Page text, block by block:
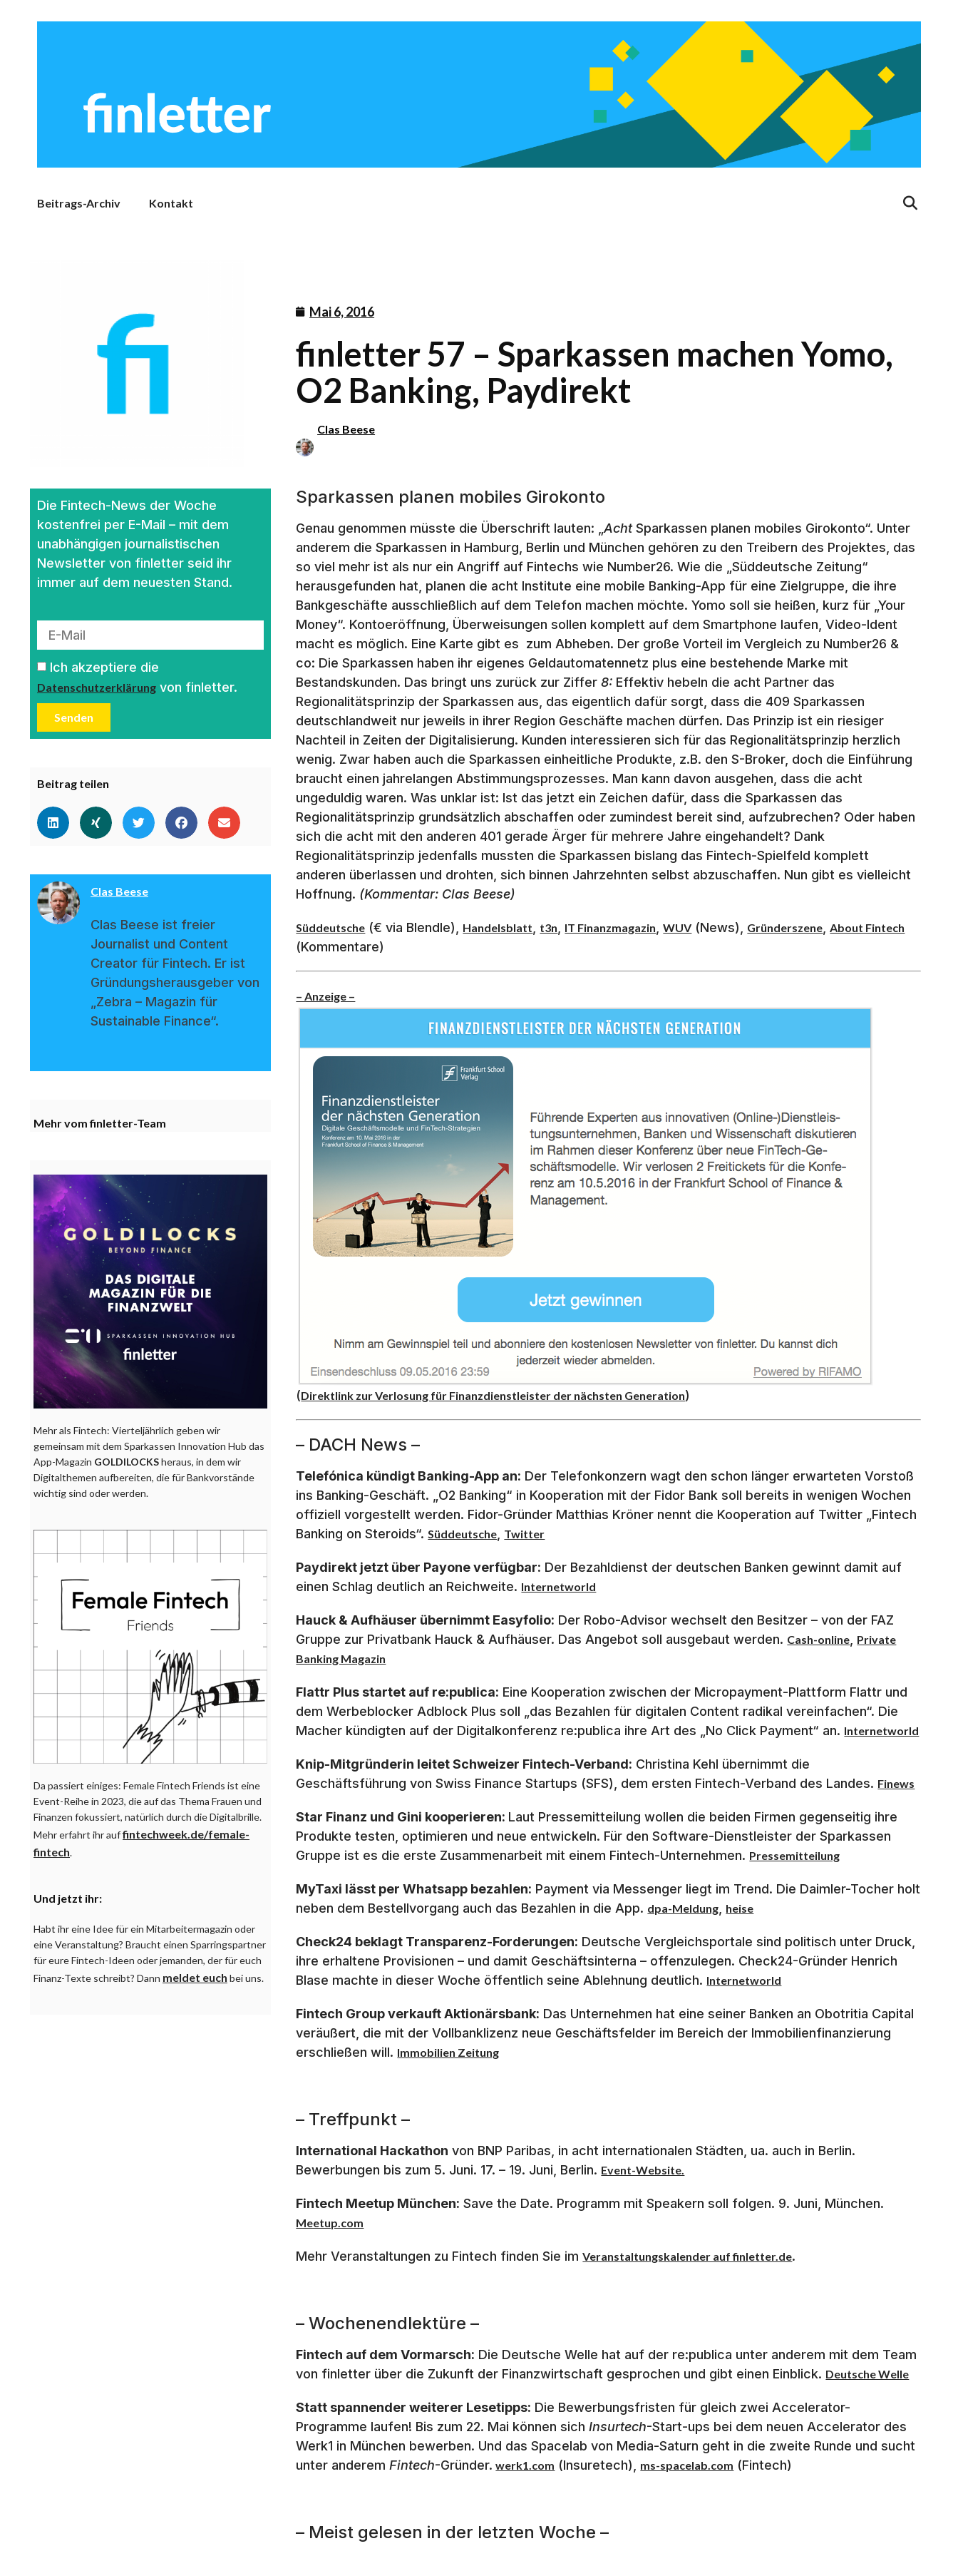
Beitrags-Archiv Kontakt
Mai 6, 2016
finletter 57 – Sparkassen machen Yomo,
O2 Banking, Paydirekt
Clas Beese
Die Fintech-News der Woche
kostenfrei per E-Mail – mit dem
unabhängigen journalistischen
Newsletter von finletter seid ihr
immer auf dem neuesten Stand.
Ich akzeptiere die
Datenschutzerklärung von finletter.
Senden
Beitrag teilen
Clas Beese
Clas Beese ist freier
Journalist und Content
Creator für Fintech. Er ist
Gründungsherausgeber von
„Zebra – Magazin für
Sustainable Finance“.
Mehr vom finletter-Team
Mehr als Fintech: Vierteljährlich geben wir
gemeinsam mit dem Sparkassen Innovation Hub das
App-Magazin GOLDILOCKSheraus, in dem wir
Digitalthemen aufbereiten, die für Bankvorstände
wichtig sind oder werden.
Da passiert einiges: Female Fintech Friends ist eine
Event-Reihe in 2023, die auf das Thema Frauen und
Finanzen fokussiert, natürlich durch die Digitalbrille.
Mehr erfahrt ihr auffintechweek.de/female-
fintech.
Und jetzt ihr:
Habt ihr eine Idee für ein Mitarbeitermagazin oder
eine Veranstaltung? Braucht einen Sparringspartner
für eure Fintech-Ideen oder jemanden, der für euch
Finanz-Texte schreibt? Dann meldet euch bei uns.
Sparkassen planen mobiles Girokonto
Genau genommen müsste die Überschrift lauten: „AchtSparkassen planen mobiles Girokonto“. Unter
anderem die Sparkassen in Hamburg, Berlin und München gehören zu den Treibern des Projektes, das
so viel mehr ist als nur ein Angriff auf Fintechs wie Number26. Wie die „Süddeutsche Zeitung“
herausgefunden hat, planen die acht Institute eine mobile Banking-App für eine Zielgruppe, die ihre
Bankgeschäfte ausschließlich auf dem Telefon machen möchte. Yomo soll sie heißen, kurz für „Your
Money“. Kontoeröffnung, Überweisungen sollen komplett auf dem Smartphone laufen, Video-Ident
macht es möglich. Eine Karte gibt es zum Abheben. Der große Vorteil im Vergleich zu Number26 &
co: Die Sparkassen haben ihr eigenes Geldautomatennetz plus eine bestehende Marke mit
Bestandskunden. Das bringt uns zurück zur Ziffer8: Effektiv hebeln die acht Partner das
Regionalitätsprinzip der Sparkassen aus, das eigentlich dafür sorgt, dass die 409 Sparkassen
deutschlandweit nur jeweils in ihrer Region Geschäfte machen dürfen. Das Prinzip ist ein riesiger
Nachteil in Zeiten der Digitalisierung. Kunden interessieren sich für das Regionalitätsprinzip herzlich
wenig. Zwar haben auch die Sparkassen einheitliche Produkte, z.B. den S-Broker, doch die Einführung
braucht einen jahrelangen Abstimmungsprozesses. Man kann davon ausgehen, dass die acht
ungeduldig waren. Was unklar ist: Ist das jetzt ein Zeichen dafür, dass die Sparkassen das
Regionalitätsprinzip grundsätzlich abschaffen oder zumindest bereit sind, aufzubrechen? Oder haben
sich die acht mit den anderen 401 gerade Ärger für mehrere Jahre eingehandelt? Dank
Regionalitätsprinzip jedenfalls mussten die Sparkassen bislang das Fintech-Spielfeld komplett
anderen überlassen und drohten, sich binnen Jahrzehnten selbst abzuschaffen. Nun gibt es vielleicht
Hoffnung. (Kommentar: Clas Beese)
Süddeutsche (€ via Blendle), Handelsblatt t3n IT Finanzmagazin ,WUV(News), Gründerszene ,About Fintech
(Kommentare)
– Anzeige –
(Direktlink zur Verlosung für Finanzdienstleister der nächsten Generation)
– DACH News –
Telefónica kündigt Banking-App an: Der Telefonkonzern wagt den schon länger erwarteten Vorstoß
ins Banking-Geschäft. „O2 Banking“ in Kooperation mit der Fidor Bank soll bereits in wenigen Wochen
offiziell vorgestellt werden. Fidor-Gründer Matthias Kröner nennt die Kooperation auf Twitter „Fintech
Banking on Steroids“.Süddeutsche Twitter
Paydirekt jetzt über Payone verfügbar: Der Bezahldienst der deutschen Banken gewinnt damit auf
einen Schlag deutlich an Reichweite. Internetworld
Hauck & Aufhäuser übernimmt Easyfolio: Der Robo-Advisor wechselt den Besitzer – von der FAZ
Gruppe zur Privatbank Hauck & Aufhäuser. Das Angebot soll ausgebaut werden. Cash-online Private
Banking Magazin
Flattr Plus startet auf re:publica: Eine Kooperation zwischen der Micropayment-Plattform Flattr und
dem Werbeblocker Adblock Plus soll „das Bezahlen für digitalen Content radikal vereinfachen“. Die
Macher kündigten auf der Digitalkonferenz re:publica ihre Art des „No Click Payment“ an. Internetworld
Knip-Mitgründerin leitet Schweizer Fintech-Verband: Christina Kehl übernimmt die
Geschäftsführung von Swiss Finance Startups (SFS), dem ersten Fintech-Verband des Landes. Finews
Star Finanz und Gini kooperieren: Laut Pressemitteilung wollen die beiden Firmen gegenseitig ihre
Produkte testen, optimieren und neue entwickeln. Für den Software-Dienstleister der Sparkassen
Gruppe ist es die erste Zusammenarbeit mit einem Fintech-Unternehmen. Pressemitteilung
MyTaxi lässt per Whatsapp bezahlen: Payment via Messenger liegt im Trend. Die Daimler-Tocher holt
neben dem Bestellvorgang auch das Bezahlen in die App. dpa-Meldung heise
Check24 beklagt Transparenz-Forderungen: Deutsche Vergleichsportale sind politisch unter Druck,
ihre erhaltene Provisionen – und damit Geschäftsinterna – offenzulegen. Check24-Gründer Henrich
Blase machte in dieser Woche öffentlich seine Ablehnung deutlich. Internetworld
Fintech Group verkauft Aktionärsbank: Das Unternehmen hat eine seiner Banken an Obotritia Capital
veräußert, die mit der Vollbanklizenz neue Geschäftsfelder im Bereich der Immobilienfinanzierung
erschließen will. Immobilien Zeitung
– Treffpunkt –
International Hackathon von BNP Paribas, in acht internationalen Städten, ua. auch in Berlin.
Bewerbungen bis zum 5. Juni. 17. – 19. Juni, Berlin. Event-Website.
Fintech Meetup München: Save the Date. Programm mit Speakern soll folgen. 9. Juni, München.
Meetup.com
Mehr Veranstaltungen zu Fintech finden Sie imVeranstaltungskalender auf finletter.de.
– Wochenendlektüre –
Fintech auf dem Vormarsch: Die Deutsche Welle hat auf der re:publica unter anderem mit dem Team
von finletter über die Zukunft der Finanzwirtschaft gesprochen und gibt einen Einblick. Deutsche Welle
Statt spannender weiterer Lesetipps: Die Bewerbungsfristen für gleich zwei Accelerator-
Programme laufen! Bis zum 22. Mai können sichInsurtech-Start-ups bei dem neuen Accelerator des
Werk1 in München bewerben. Und das Spacelab von Media-Saturn geht in die zweite Runde und sucht
unter anderemFintech-Gründer. werk1.com (Insuretech), ms-spacelab.com (Fintech)
– Meist gelesen in der letzten Woche –